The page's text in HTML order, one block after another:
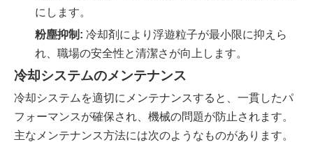
にします。
粉塵抑制: 冷却剤により浮遊粒子が最小限に抑えら
れ、職場の安全性と清潔さが向上します。
冷却システムのメンテナンス
冷却システムを適切にメンテナンスすると、一貫したパ
フォーマンスが確保され、機械の問題が防止されます。
主なメンテナンス方法には次のようなものがあります。